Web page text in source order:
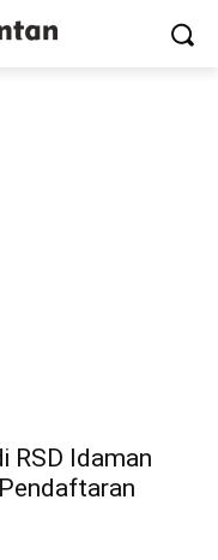
RSD Idaman